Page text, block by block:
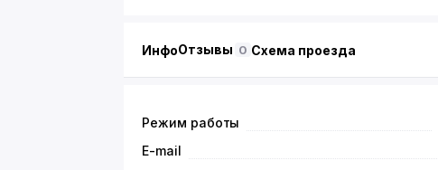
ИнфоОтзывы 0 Схема проезда
Режим работы
E-mail